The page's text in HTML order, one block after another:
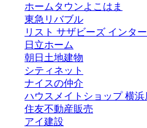
ホームタウンよこはま
東急リバブル
リスト サザビーズ インタ
日立ホーム
朝日土地建物
シティネット
ナイスの仲介
ハウスメイトショップ 横浜
住友不動産販売
アイ建設